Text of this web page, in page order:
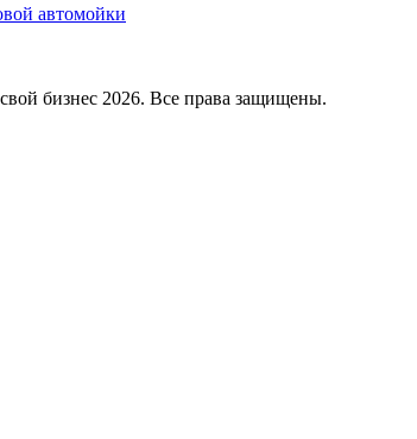
автомойки
бизнес 2026. Все права защищены.